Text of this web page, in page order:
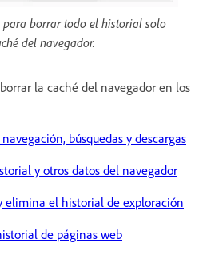
borrar todo el historial solo
del navegador.
la caché del navegador en los
búsquedas y descargas
y otros datos del navegador
elimina el historial de exploración
de páginas web